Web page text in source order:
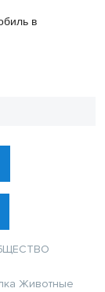
в
Животные